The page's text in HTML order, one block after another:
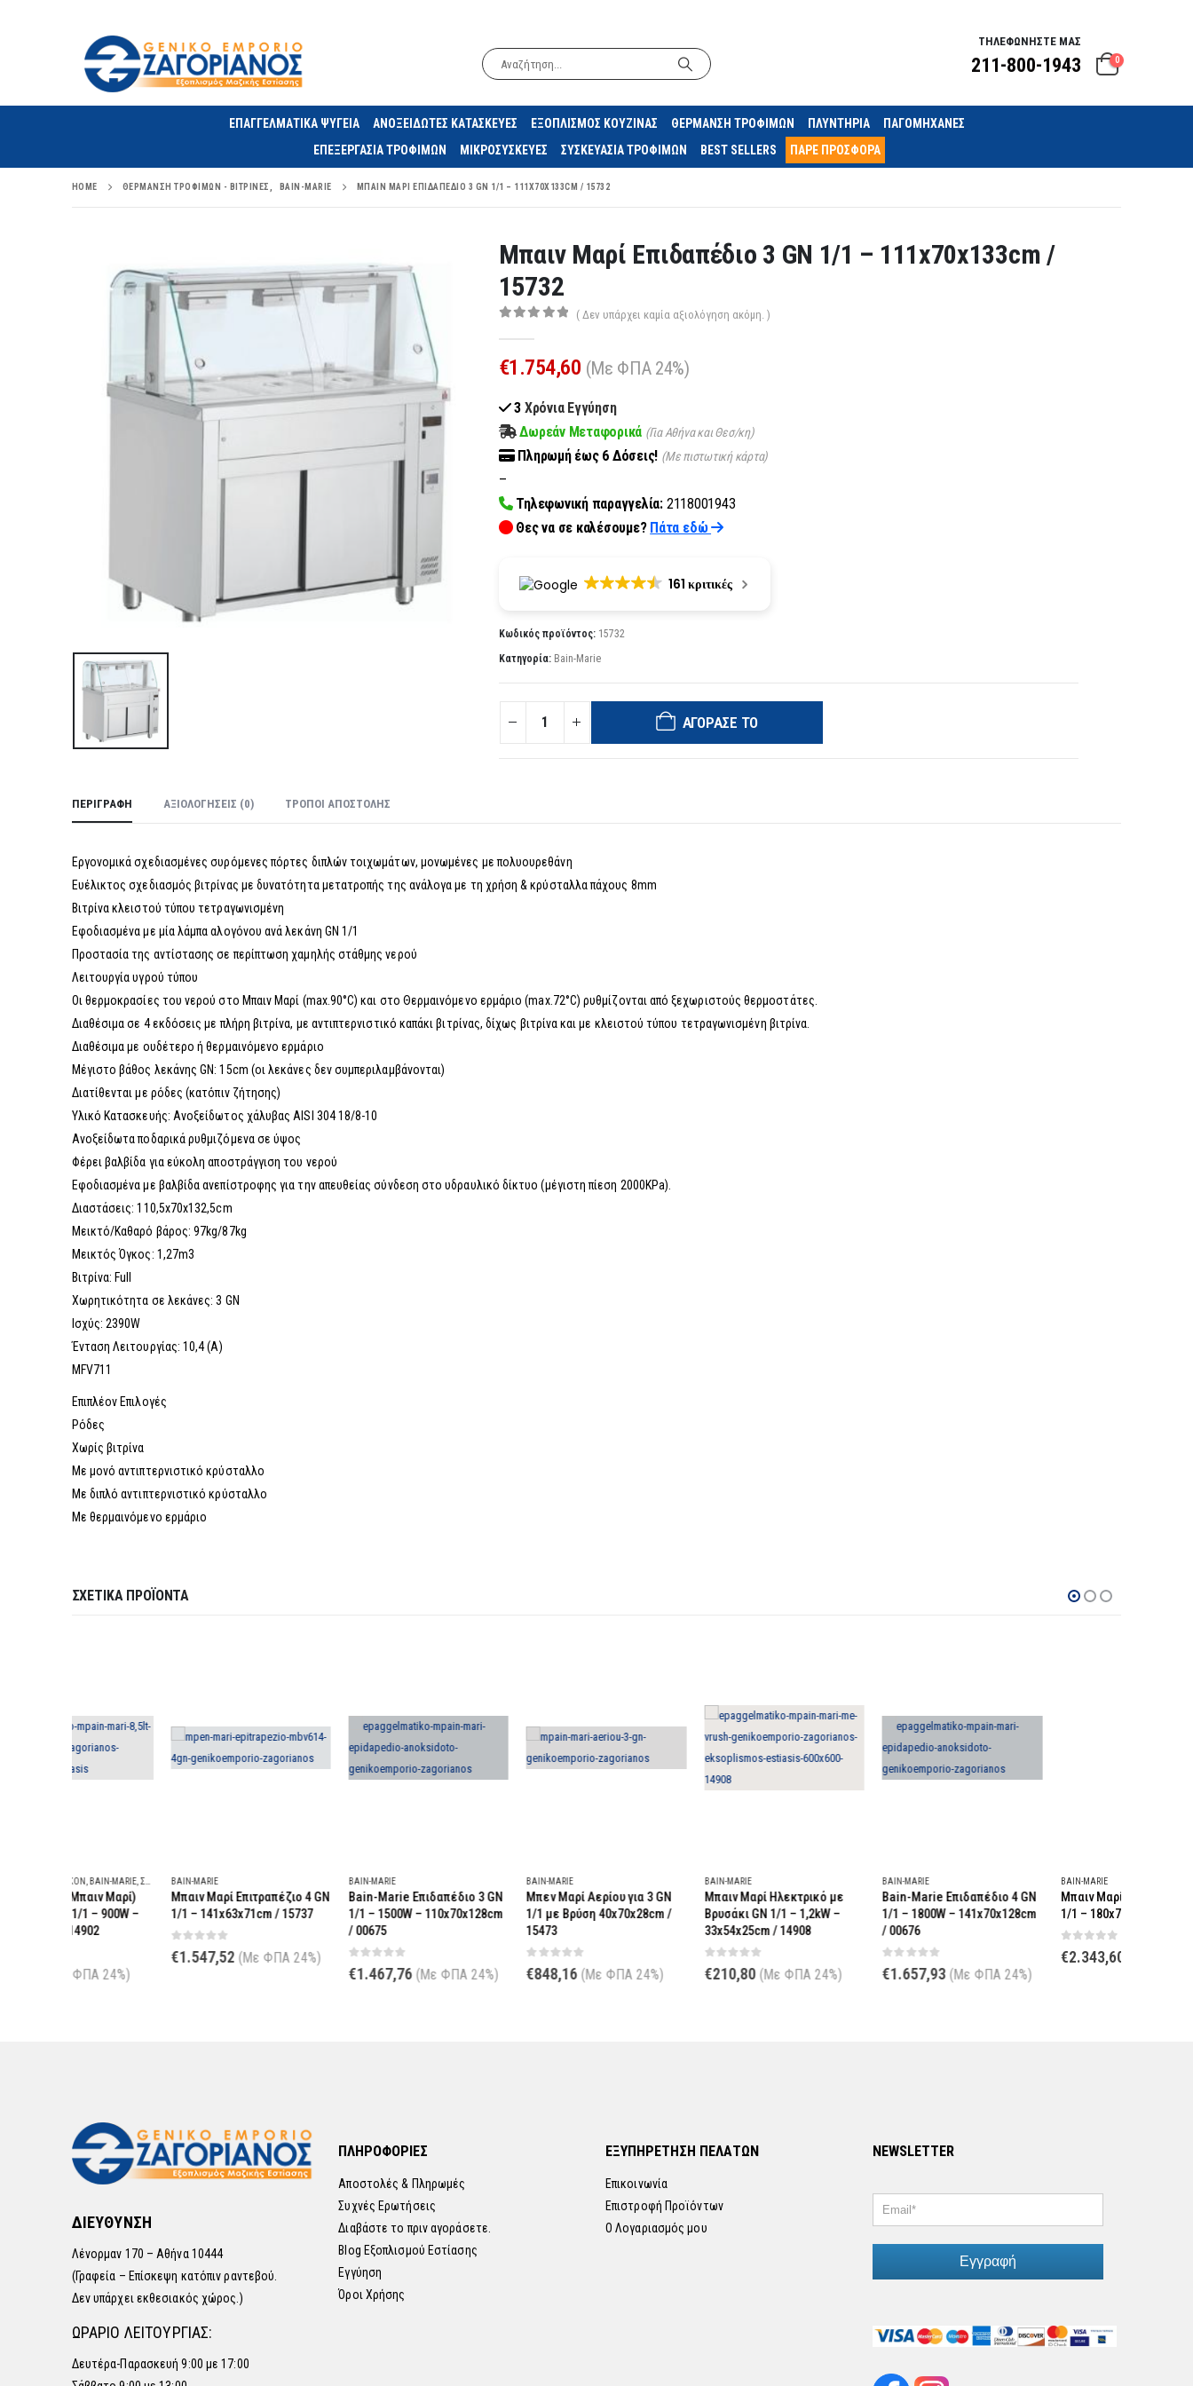
ΤΗΛΕΦΩΝΗΣΤΕ ΜΑΣ
211-800-1943 0
ΕΠΑΓΓΕΛΜΑΤΙΚΑ ΨΥΓΕΙΑ ΑΝΟΞΕΙΔΩΤΕΣ ΚΑΤΑΣΚΕΥΕΣ ΕΞΟΠΛΙΣΜΟΣ ΚΟΥΖΙΝΑΣ ΘΕΡΜΑΝΣΗ ΤΡΟΦΙΜΩΝ ΠΛΥΝΤΗΡΙΑ
ΠΑΓΟΜΗΧΑΝΕΣ
ΕΠΕΞΕΡΓΑΣΙΑ ΤΡΟΦΙΜΩΝ
ΜΙΚΡΟΣΥΣΚΕΥΕΣ ΣΥΣΚΕΥΑΣΙΑ ΤΡΟΦΙΜΩΝ BEST SELLERS ΠΑΡΕ ΠΡΟΣΦΟΡΑ
HOME ΘΈΡΜΑΝΣΗ ΤΡΟΦΊΜΩΝ - ΒΙΤΡΊΝΕΣ BAIN-MARIE ΜΠΑΙΝ ΜΑΡΊ ΕΠΙΔΑΠΈΔΙΟ 3 GN 1/1 – 111X70X133CM / 15732
Μπαιν Μαρί Επιδαπέδιο 3 GN 1/1 – 111x70x133cm /
15732
( Δεν υπάρχει καμία αξιολόγηση ακόμη. )
€1.754,60 (Με ΦΠΑ 24%)
3 Χρόνια Εγγύηση
Δωρεάν Μεταφορικά (Για Αθήνα και Θεσ/κη)
Πληρωμή έως 6 Δόσεις! (Με πιστωτική κάρτα)
–
Τηλεφωνική παραγγελία:2118001943
Θες να σε καλέσουμε? Πάτα εδώ
161 κριτικές
Κωδικός προϊόντος: 15732
Κατηγορία: Bain-Marie
ΑΓΌΡΑΣΈ ΤΟ
ΠΕΡΙΓΡΑΦΉ ΑΞΙΟΛΟΓΉΣΕΙΣ (0) ΤΡΌΠΟΙ ΑΠΟΣΤΟΛΉΣ
Εργονομικά σχεδιασμένες συρόμενες πόρτες διπλών τοιχωμάτων, μονωμένες με πολυουρεθάνη
Ευέλικτος σχεδιασμός βιτρίνας με δυνατότητα μετατροπής της ανάλογα με τη χρήση & κρύσταλλα πάχους 8mm
Βιτρίνα κλειστού τύπου τετραγωνισμένη
Εφοδιασμένα με μία λάμπα αλογόνου ανά λεκάνη GN 1/1
Προστασία της αντίστασης σε περίπτωση χαμηλής στάθμης νερού
Λειτουργία υγρού τύπου
Οι θερμοκρασίες του νερού στο Μπαιν Μαρί (max.90°C) και στο Θερμαινόμενο ερμάριο (max.72°C) ρυθμίζονται από ξεχωριστούς θερμοστάτες.
Διαθέσιμα σε 4 εκδόσεις με πλήρη βιτρίνα, με αντιπτερνιστικό καπάκι βιτρίνας, δίχως βιτρίνα και με κλειστού τύπου τετραγωνισμένη βιτρίνα.
Διαθέσιμα με ουδέτερο ή θερμαινόμενο ερμάριο
Μέγιστο βάθος λεκάνης GN: 15cm (οι λεκάνες δεν συμπεριλαμβάνονται)
Διατίθενται με ρόδες (κατόπιν ζήτησης)
Υλικό Κατασκευής: Ανοξείδωτος χάλυβας AISI 304 18/8-10
Ανοξείδωτα ποδαρικά ρυθμιζόμενα σε ύψος
Φέρει βαλβίδα για εύκολη αποστράγγιση του νερού
Εφοδιασμένα με βαλβίδα ανεπίστροφης για την απευθείας σύνδεση στο υδραυλικό δίκτυο (μέγιστη πίεση 2000KPa).
Διαστάσεις: 110,5x70x132,5cm
Μεικτό/Καθαρό βάρος: 97kg/87kg
Μεικτός Όγκος: 1,27m3
Βιτρίνα: Full
Χωρητικότητα σε λεκάνες: 3 GN
Ισχύς: 2390W
Ένταση Λειτουργίας: 10,4 (A)
MFV711
Επιπλέον Επιλογές
Ρόδες
Χωρίς βιτρίνα
Με μονό αντιπτερνιστικό κρύσταλλο
Με διπλό αντιπτερνιστικό κρύσταλλο
Με θερμαινόμενο ερμάριο
ΣΧΕΤΙΚΆ ΠΡΟΪΌΝΤΑ
BAIN-MARIE
Μπαιν Μαρί Επιτραπέζιο 4 GN
1/1 – 141x63x71cm / 15737
(Με ΦΠΑ 24%)
Bain-Marie Επιδαπέδιο 3 GN
1/1 – 1500W – 110x70x128cm
out of 5 (Με ΦΠΑ 24%)
Μπεν Μαρί Αερίου για 3 GN
1/1 με Βρύση 40x70x28cm /
out of 5
€848,16 (Με ΦΠΑ 24%)
Μπαιν Μαρί Ηλεκτρικό με
Βρυσάκι GN 1/1 – 1,2kW –
33x54x25cm / 14908
out of 5
€210,80 (Με ΦΠΑ 24%)
Bain-Marie Επιδαπέδιο 4 GN
1/1 – 1800W – 141x70x128cm
/ 00676
out of 5
€1.657,93 (Με ΦΠΑ 24%)
Μπαιν Μαρί Επιδαπέδιο 5 GN
1/1 – 180x70x133cm / 15734
(Με ΦΠΑ 24%)
ΔΙΕΥΘΥΝΣΗ
Λένορμαν 170 – Αθήνα 10444
(Γραφεία – Επίσκεψη κατόπιν ραντεβού.
Δεν υπάρχει εκθεσιακός χώρος.)
ΩΡΑΡΙΟ ΛΕΙΤΟΥΡΓΙΑΣ:
Δευτέρα-Παρασκευή 9:00 με 17:00
ΠΛΗΡΟΦΟΡΙΕΣ
Αποστολές & Πληρωμές
Συχνές Ερωτήσεις
Διαβάστε το πριν αγοράσετε.
Blog Εξοπλισμού Εστίασης
Εγγύηση
Όροι Χρήσης
ΕΞΥΠΗΡΕΤΗΣΗ ΠΕΛΑΤΩΝ
Επικοινωνία
Επιστροφή Προϊόντων
Ο Λογαριασμός μου
NEWSLETTER
Εγγραφή